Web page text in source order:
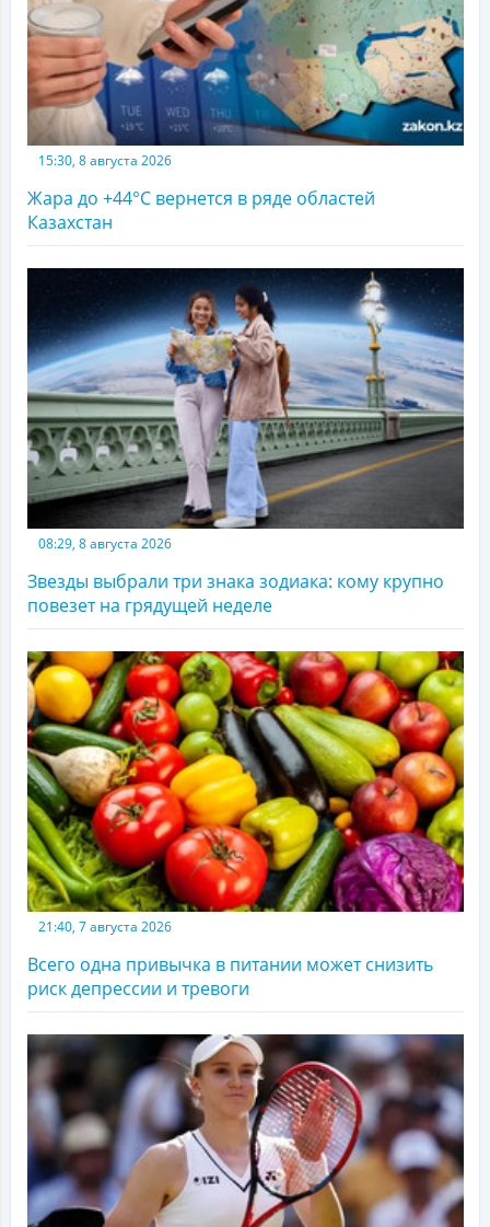
15:30, 8 августа 2026
Жара до +44°С вернется в ряде областей
Казахстан
08:29, 8 августа 2026
Звезды выбрали три знака зодиака: кому крупно
повезет на грядущей неделе
21:40, 7 августа 2026
Всего одна привычка в питании может снизить
риск депрессии и тревоги